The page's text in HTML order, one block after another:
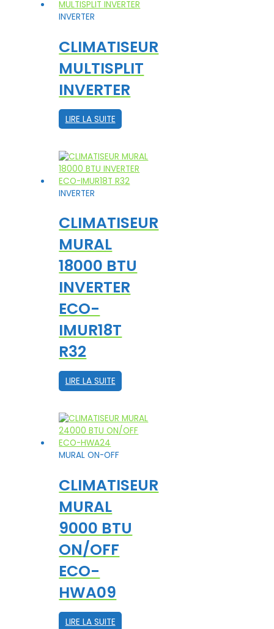
INVERTER
CLIMATISEUR
MULTISPLIT
INVERTER
LIRE LA SUITE
INVERTER
CLIMATISEUR
MURAL
18000 BTU
INVERTER
ECO-
IMUR18T
R32
LIRE LA SUITE
MURAL ON-OFF
CLIMATISEUR
MURAL
9000 BTU
ON/OFF
ECO-
HWA09
LIRE LA SUITE